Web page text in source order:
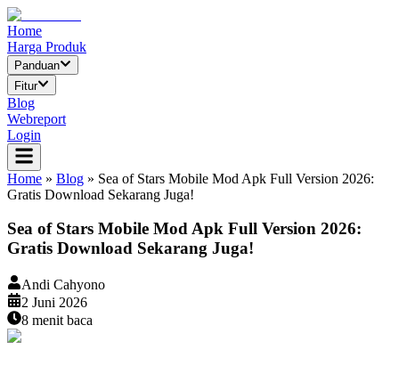
Home
Harga Produk
Panduan
Fitur
Blog
Webreport
Login
Home » Blog » Sea of Stars Mobile Mod Apk Full Version 2026:
Gratis Download Sekarang Juga!
Sea of Stars Mobile Mod Apk Full Version 2026:
Gratis Download Sekarang Juga!
Andi Cahyono
2 Juni 2026
8 menit baca